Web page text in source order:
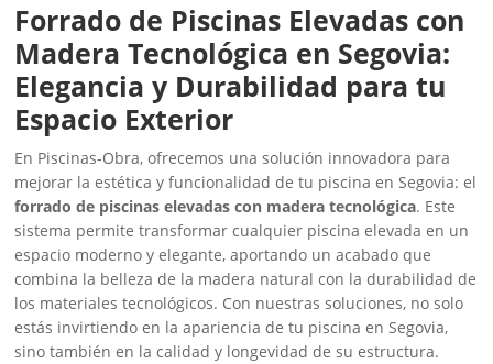
Forrado de Piscinas Elevadas con
Madera Tecnológica en Segovia:
Elegancia y Durabilidad para tu
Espacio Exterior
En Piscinas-Obra, ofrecemos una solución innovadora para
mejorar la estética y funcionalidad de tu piscina en Segovia: el
forrado de piscinas elevadas con madera tecnológica. Este
sistema permite transformar cualquier piscina elevada en un
espacio moderno y elegante, aportando un acabado que
combina la belleza de la madera natural con la durabilidad de
los materiales tecnológicos. Con nuestras soluciones, no solo
estás invirtiendo en la apariencia de tu piscina en Segovia,
sino también en la calidad y longevidad de su estructura.